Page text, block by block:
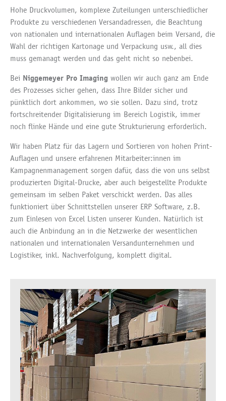
Hohe Druckvolumen, komplexe Zuteilungen unterschiedlicher
Produkte zu verschiedenen Versandadressen, die Beachtung
von nationalen und internationalen Auflagen beim Versand, die
Wahl der richtigen Kartonage und Verpackung usw., all dies
muss gemanagt werden und das geht nicht so nebenbei.
Bei Niggemeyer Pro Imaging wollen wir auch ganz am Ende
des Prozesses sicher gehen, dass Ihre Bilder sicher und
pünktlich dort ankommen, wo sie sollen. Dazu sind, trotz
fortschreitender Digitalisierung im Bereich Logistik, immer
noch flinke Hände und eine gute Strukturierung erforderlich.
Wir haben Platz für das Lagern und Sortieren von hohen Print-
Auflagen und unsere erfahrenen Mitarbeiter:innen im
Kampagnenmanagement sorgen dafür, dass die von uns selbst
produzierten Digital-Drucke, aber auch beigestellte Produkte
gemeinsam im selben Paket verschickt werden. Das alles
funktioniert über Schnittstellen unserer ERP Software, z.B.
zum Einlesen von Excel Listen unserer Kunden. Natürlich ist
auch die Anbindung an in die Netzwerke der wesentlichen
nationalen und internationalen Versandunternehmen und
Logistiker, inkl. Nachverfolgung, komplett digital.